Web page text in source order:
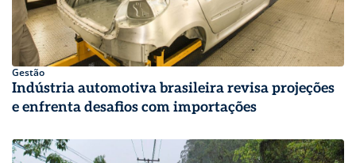
Gestão
Indústria automotiva brasileira revisa projeções
e enfrenta desafios com importações